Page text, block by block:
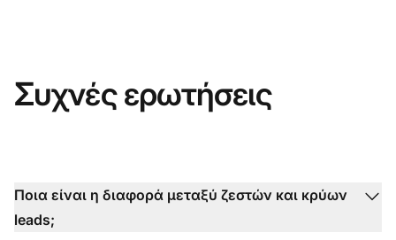
Συχνές ερωτήσεις
Ποια είναι η διαφορά μεταξύ ζεστών και κρύων
leads;